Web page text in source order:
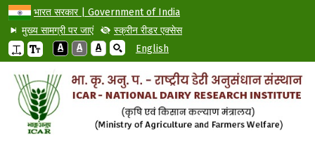
भारत सरकार | Government of India
मुख्य सामग्री पर जाएं
स्क्रीन रीडर एक्सेस
A
A A English